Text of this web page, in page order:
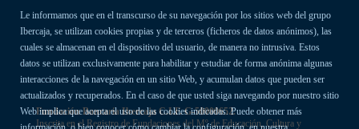
Le informamos que en el transcurso de su navegación por los sitios web del grupo
Ibercaja, se utilizan cookies propias y de terceros (ficheros de datos anónimos), las
cuales se almacenan en el dispositivo del usuario, de manera no intrusiva. Estos
datos se utilizan exclusivamente para habilitar y estudiar de forma anónima algunas
interacciones de la navegación en un sitio Web, y acumulan datos que pueden ser
actualizados y recuperados. En el caso de que usted siga navegando por nuestro sitio
Web implica que acepta el uso de las cookies indicadas. Puede obtener más
Fundación Bancaria Ibercaja C.I.F. G-50000652.
Inscrita en el Registro de Fundaciones del Mº de Educación, Cultura y